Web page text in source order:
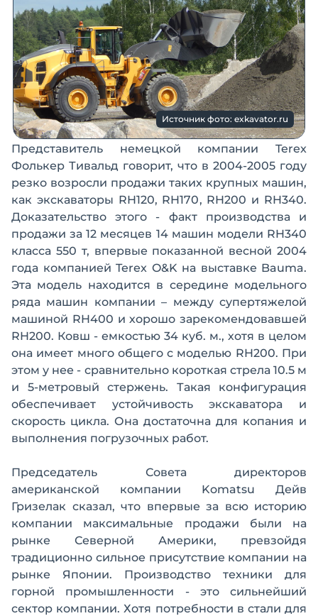
Источник фото: exkavator.ru
Представитель немецкой компании Terex
Фолькер Тивальд говорит, что в 2004-2005 году
резко возросли продажи таких крупных машин,
как экскаваторы RH120, RH170, RH200 и RH340.
Доказательство этого - факт производства и
продажи за 12 месяцев 14 машин модели RH340
класса 550 т, впервые показанной весной 2004
года компанией Terex O&K на выставке Bauma.
Эта модель находится в середине модельного
ряда машин компании – между супертяжелой
машиной RH400 и хорошо зарекомендовавшей
RH200. Ковш - емкостью 34 куб. м., хотя в целом
она имеет много общего с моделью RH200. При
этом у нее - сравнительно короткая стрела 10.5 м
и 5-метровый стержень. Такая конфигурация
обеспечивает устойчивость экскаватора и
скорость цикла. Она достаточна для копания и
выполнения погрузочных работ.
Председатель Совета директоров
американской компании Komatsu Дейв
Гризелак сказал, что впервые за всю историю
компании максимальные продажи были на
рынке Северной Америки, превзойдя
традиционно сильное присутствие компании на
рынке Японии. Производство техники для
горной промышленности - это сильнейший
сектор компании. Хотя потребности в стали для